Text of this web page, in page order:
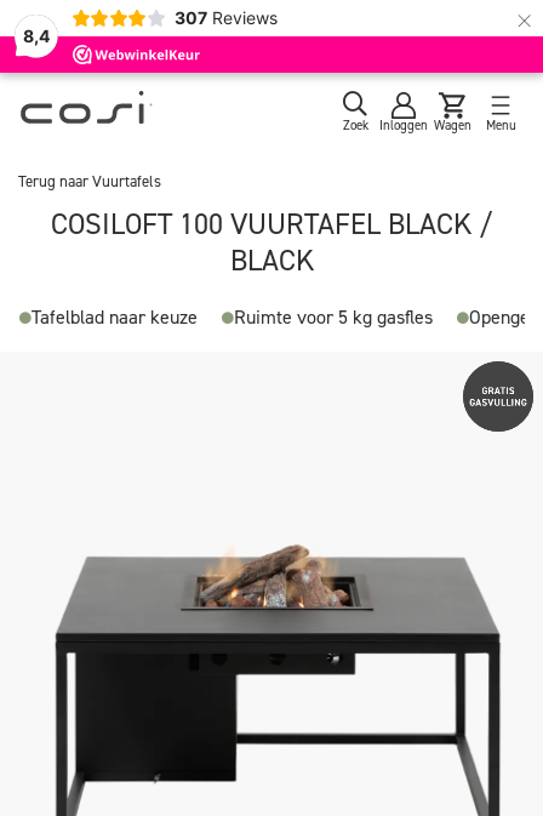
8,4
307 Reviews ×
Zoek Inloggen Wagen Menu
Terug naarVuurtafels
COSILOFT 100 VUURTAFEL BLACK /
BLACK
Tafelblad naar keuze Ruimte voor 5 kg gasfles